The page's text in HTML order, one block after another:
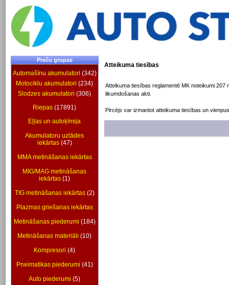
Preču grupas
Automašīnu akumulatori (342)
Motociklu akumulatori (234)
Slodzes akumulatori (306)
Riepas (17891)
Eļļas un autoķīmija
Akumulatoru uzlādes
iekārtas(47)
MMA metināšanas iekārtas
MIG/MAG metināšanas
iekārtas (1)
TIG metināšanas iekārtas(2)
Plazmas griešanas iekārtas
Metināšanas piederumi (184)
Metināšanas materiāli (10)
Kompresori (4)
Pneimatikas piederumi (41)
Auto piederumi (5)
Atteikuma tiesības
Atteikuma tiesības reglamentē MK noteikumi
likumdošanas akti.
Pircējs var izmantot atteikuma tiesības un